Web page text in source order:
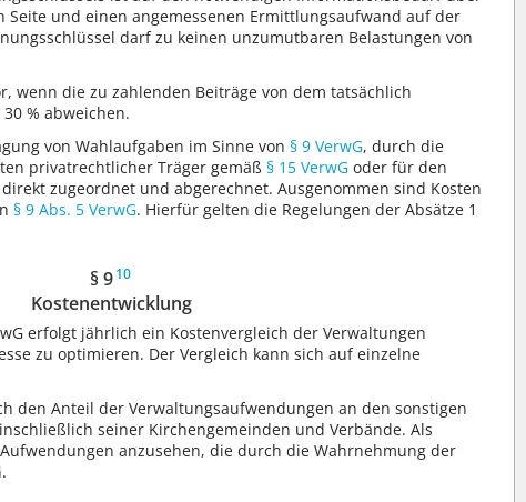
und einen angemessenen Ermittlungsaufwand auf der
darf zu keinen unzumutbaren Belastungen von
wenn die zu zahlenden Beiträge von dem tatsächlich
% abweichen.
von Wahlaufgaben im Sinne von§ 9 VerwG, durch die
privatrechtlicher Träger gemäß§ 15 VerwG oder für den
zugeordnet und abgerechnet. Ausgenommen sind Kosten
§ 9 Abs. 5 VerwG. Hierfür gelten die Regelungen der Absätze 1
§ 910
Kostenentwicklung
erfolgt jährlich ein Kostenvergleich der Verwaltungen
zu optimieren. Der Vergleich kann sich auf einzelne
den Anteil der Verwaltungsaufwendungen an den sonstigen
seiner Kirchengemeinden und Verbände. Als
anzusehen, die durch die Wahrnehmung der